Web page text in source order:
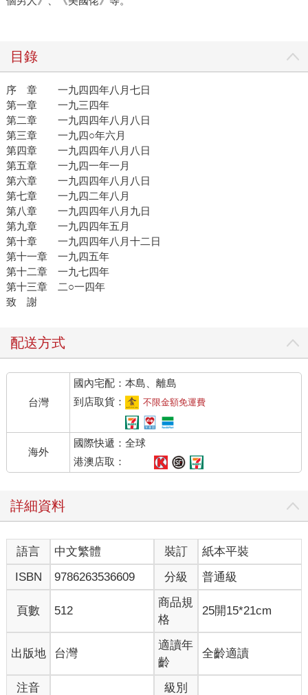
目錄
序 章 一九四四年八月七日
第一章 一九三四年
第二章 一九四四年八月八日
第三章 一九四○年六月
第四章 一九四四年八月八日
第五章 一九四一年一月
第六章 一九四四年八月八日
第七章 一九四二年八月
第八章 一九四四年八月九日
第九章 一九四四年五月
第十章 一九四四年八月十二日
第十一章 一九四五年
第十二章 一九七四年
第十三章 二○一四年
致 謝
配送方式
台灣
國內宅配：本島、離島
到店取貨：
不限金額免運費
海外
國際快遞：全球
港澳店取：
詳細資料
語言 中文繁體 裝訂
紙本平裝
ISBN
9786263536609 分級 普通級
頁數 512
商品規
格
25開15*21cm
出版地 台灣
適讀年
齡
全齡適讀
注音 級別